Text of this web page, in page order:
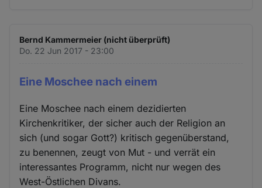
Bernd Kammermeier (nicht überprüft)
Do. 22 Jun 2017 - 23:00
Eine Moschee nach einem
Eine Moschee nach einem dezidierten
Kirchenkritiker, der sicher auch der Religion an
sich (und sogar Gott?) kritisch gegenüberstand,
zu benennen, zeugt von Mut - und verrät ein
interessantes Programm, nicht nur wegen des
West-Östlichen Divans.